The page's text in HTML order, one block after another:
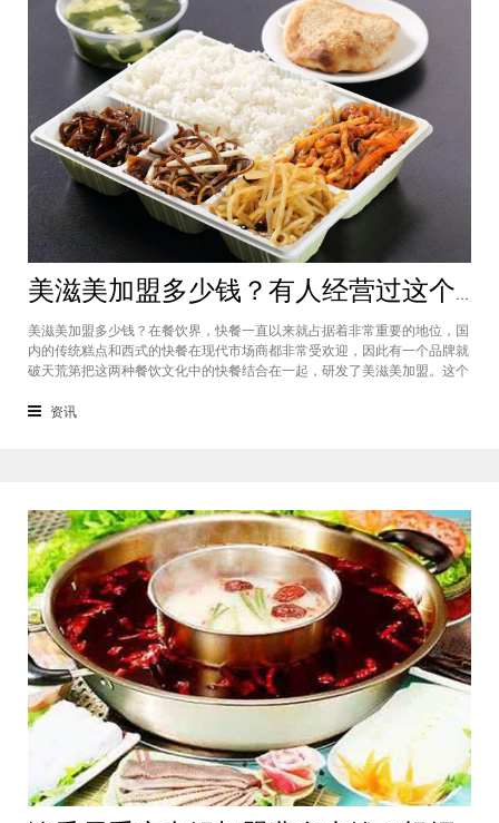
美滋美加盟多少钱？有人经营过这个快餐品牌吗
美滋美加盟多少钱？在餐饮界，快餐一直以来就占据着非常重要的地位，国
内的传统糕点和西式的快餐在现代市场商都非常受欢迎，因此有一个品牌就
破天荒第把这两种餐饮文化中的快餐结合在一起，研发了美滋美加盟。这个
吗，加盟费是多少？美滋美加盟多少钱？这个品牌是进来十分火爆的一个餐
资讯